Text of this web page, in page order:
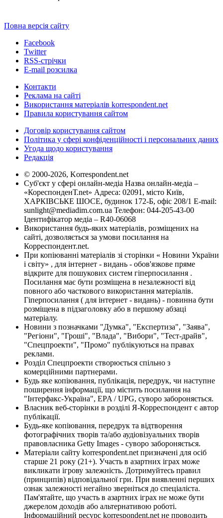
Повна версія сайту
Facebook
Twitter
RSS-стрічки
E-mail розсилка
Контакти
Реклама на сайті
Використання матеріалів korrespondent.net
Правила користування сайтом
Договір користування сайтом
Політика у сфері конфіденційності і персональних даних
Угода щодо користування
Редакція
© 2000-2026, Korrespondent.net
Суб'єкт у сфері онлайн-медіа Назва онлайн-медіа –
«КореспонденТ.net» Адреса: 02091, місто Київ,
ХАРКІВСЬКЕ ШОСЕ, будинок 172-Б, офіс 208/1 E-mail:
sunlight@mediadim.com.ua Телефон: 044-205-43-00
Ідентифікатор медіа – R40-06068
Використання будь-яких матеріалів, розміщених на
сайті, дозволяється за умови посилання на
Корреспондент.net.
При копіюванні матеріалів зі сторінки « Новини України
і світу» , для інтернет - видань - обов'язкове пряме
відкрите для пошукових систем гіперпосилання .
Посилання має бути розміщена в незалежності від
повного або часткового використання матеріалів.
Гіперпосилання ( для інтернет - видань) - повинна бути
розміщена в підзаголовку або в першому абзаці
матеріалу.
Новини з позначками "Думка", "Експертиза", "Заява",
"Регіони", "Гроші", "Влада", "Вибори", "Тест-драйв",
"Спецпроекти", "Промо" публікуються на правах
реклами.
Розділ Спецпроекти створюється спільно з
комерційними партнерами.
Будь яке копіювання, публікація, передрук, чи наступне
поширення інформації, що містить посилання на
"Інтерфакс-Україна", EPA / UPG, суворо забороняється.
Власник веб-сторінки в розділі Я-Корреспондент є автор
публікації.
Будь-яке копіювання, передрук та відтворення
фотографічних творів та/або аудіовізуальних творів
правовласника Getty Images - суворо забороняється.
Матеріали сайту korrespondent.net призначені для осіб
старше 21 року (21+). Участь в азартних іграх може
викликати ігрову залежність. Дотримуйтесь правил
(принципів) відповідальної гри. При виявленні перших
ознак залежності негайно зверніться до спеціаліста.
Пам'ятайте, що участь в азартних іграх не може бути
джерелом доходів або альтернативою роботі.
Інформаційний ресурс korrespondent.net не проводить